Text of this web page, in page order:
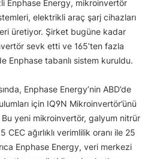
Enphase Energy, mikroinvertör
elektrikli araç şarj cihazları
üretiyor. Şirket bugüne kadar
sevk etti ve 165’ten fazla
Enphase tabanlı sistem kuruldu.
Enphase Energy’nin ABD’de
için IQ9N Mikroinvertör’ünü
yeni mikroinvertör, galyum nitrür
CEC ağırlıklı verimlilik oranı ile 25
Enphase Energy, veri merkezi